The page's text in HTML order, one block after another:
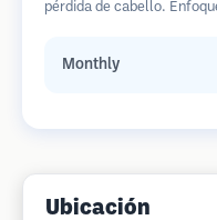
pérdida de cabello.
Monthly
Ubicación